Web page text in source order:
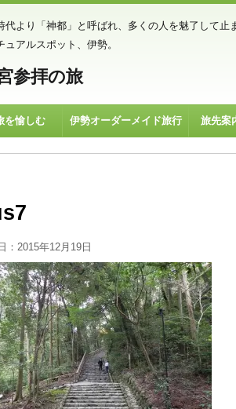
代より「神都」と呼ばれ、多くの人を魅了して止
ュアルスポット、伊勢。
参拝の旅
を愉しむ 伊勢オーダーメイド旅行 旅先案
： 2015年12月19日